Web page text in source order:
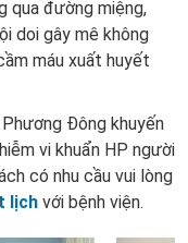
qua đường miệng,
doi gây mê không
máu xuất huyết
Đông khuyến
vi khuẩn HP người
có nhu cầu vui lòng
lịch với bệnh viện.